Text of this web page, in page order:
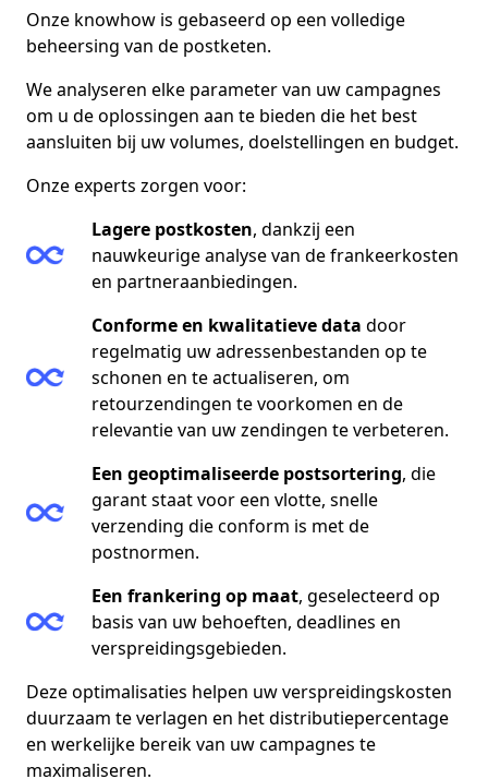
Onze knowhow is gebaseerd op een volledige
beheersing van de postketen.
We analyseren elke parameter van uw campagnes
om u de oplossingen aan te bieden die het best
aansluiten bij uw volumes, doelstellingen en budget.
Onze experts zorgen voor:
Lagere postkosten, dankzij een
nauwkeurige analyse van de frankeerkosten
en partneraanbiedingen.
Conforme en kwalitatieve data door
regelmatig uw adressenbestanden op te
schonen en te actualiseren, om
retourzendingen te voorkomen en de
relevantie van uw zendingen te verbeteren.
Een geoptimaliseerde postsortering, die
garant staat voor een vlotte, snelle
verzending die conform is met de
postnormen.
Een frankering op maat, geselecteerd op
basis van uw behoeften, deadlines en
verspreidingsgebieden.
Deze optimalisaties helpen uw verspreidingskosten
duurzaam te verlagen en het distributiepercentage
en werkelijke bereik van uw campagnes te
maximaliseren.